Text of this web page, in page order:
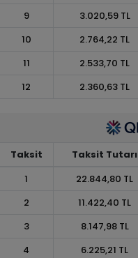
9
3.020,59 TL
10
2.764,22 TL
11
2.533,70 TL
12
2.360,63 TL
Taksit Taksit Tutarı
1
22.844,80 TL
2
11.422,40 TL
3
8.147,98 TL
4
6.225,21 TL